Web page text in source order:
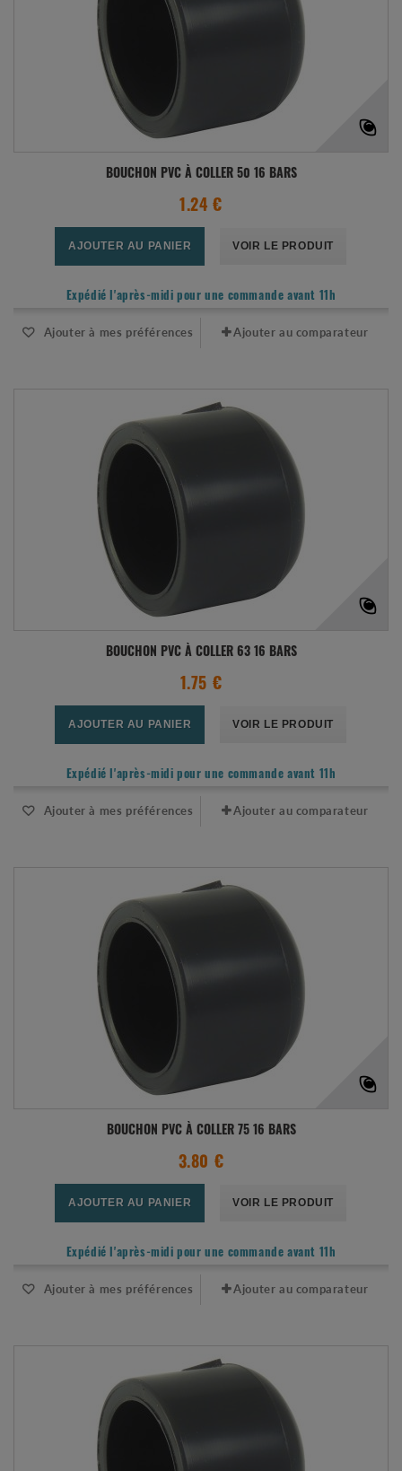
BOUCHON PVC À COLLER 50 16 BARS
1.24 €
AJOUTER AU PANIER VOIR LE PRODUIT
Expédié l'après-midi pour une commande avant 11h
Ajouter à mes préférences Ajouter au comparateur
BOUCHON PVC À COLLER 63 16 BARS
1.75 €
AJOUTER AU PANIER VOIR LE PRODUIT
Expédié l'après-midi pour une commande avant 11h
Ajouter à mes préférences Ajouter au comparateur
BOUCHON PVC À COLLER 75 16 BARS
3.80 €
AJOUTER AU PANIER VOIR LE PRODUIT
Expédié l'après-midi pour une commande avant 11h
Ajouter à mes préférences Ajouter au comparateur